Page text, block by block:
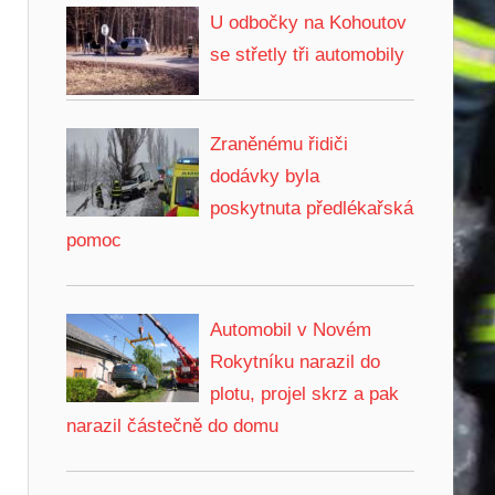
U odbočky na Kohoutov
se střetly tři automobily
Zraněnému řidiči
dodávky byla
poskytnuta předlékařská
pomoc
Automobil v Novém
Rokytníku narazil do
plotu, projel skrz a pak
narazil částečně do domu